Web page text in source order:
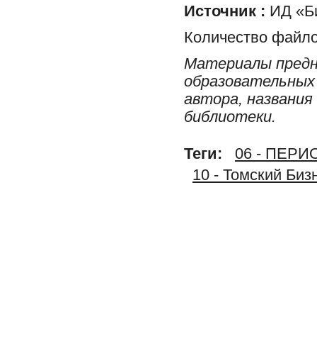
Источник : ИД
Количество
Материалы
автора,
библиотеки.
Теги:
06 -
10 - Томский